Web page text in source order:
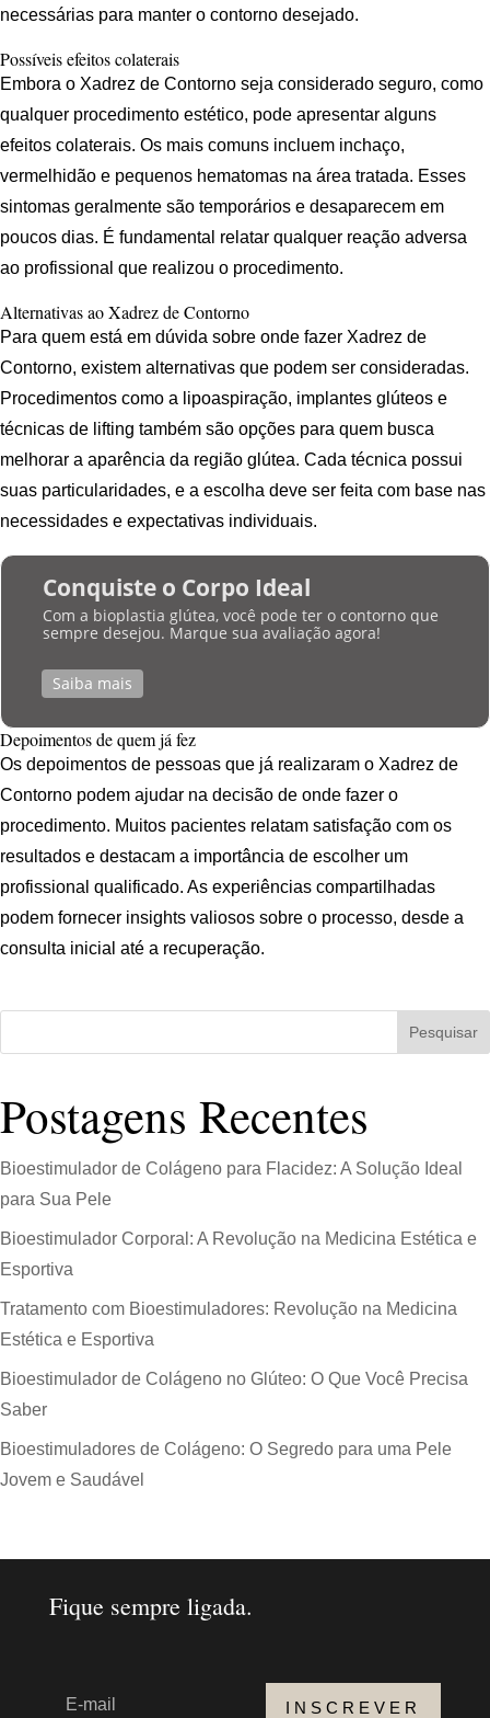
necessárias para manter o contorno desejado.
Possíveis efeitos colaterais
Embora o Xadrez de Contorno seja considerado seguro, como
qualquer procedimento estético, pode apresentar alguns
efeitos colaterais. Os mais comuns incluem inchaço,
vermelhidão e pequenos hematomas na área tratada. Esses
sintomas geralmente são temporários e desaparecem em
poucos dias. É fundamental relatar qualquer reação adversa
ao profissional que realizou o procedimento.
Alternativas ao Xadrez de Contorno
Para quem está em dúvida sobre onde fazer Xadrez de
Contorno, existem alternativas que podem ser consideradas.
Procedimentos como a lipoaspiração, implantes glúteos e
técnicas de lifting também são opções para quem busca
melhorar a aparência da região glútea. Cada técnica possui
suas particularidades, e a escolha deve ser feita com base nas
necessidades e expectativas individuais.
Conquiste o Corpo Ideal
Com a bioplastia glútea, você pode ter o contorno que
sempre desejou. Marque sua avaliação agora!
Saiba mais
Depoimentos de quem já fez
Os depoimentos de pessoas que já realizaram o Xadrez de
Contorno podem ajudar na decisão de onde fazer o
procedimento. Muitos pacientes relatam satisfação com os
resultados e destacam a importância de escolher um
profissional qualificado. As experiências compartilhadas
podem fornecer insights valiosos sobre o processo, desde a
consulta inicial até a recuperação.
Pesquisar
Postagens Recentes
Bioestimulador de Colágeno para Flacidez: A Solução Ideal
para Sua Pele
Bioestimulador Corporal: A Revolução na Medicina Estética e
Esportiva
Tratamento com Bioestimuladores: Revolução na Medicina
Estética e Esportiva
Bioestimulador de Colágeno no Glúteo: O Que Você Precisa
Saber
Bioestimuladores de Colágeno: O Segredo para uma Pele
Jovem e Saudável
Fique sempre ligada.
INSCREVER